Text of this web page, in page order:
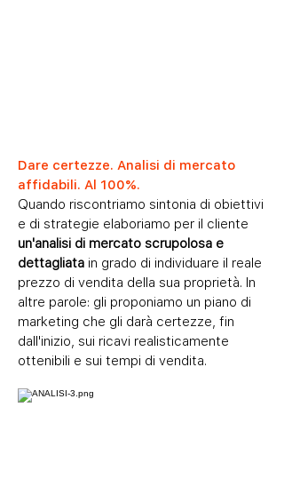
Dare certezze. Analisi di mercato
affidabili. Al 100%.
Quando riscontriamo sintonia di obiettivi
e di strategie elaboriamo per il cliente
un'analisi di mercato scrupolosa e
dettagliata in grado di individuare il reale
prezzo di vendita della sua proprietà. In
altre parole: gli proponiamo un piano di
marketing che gli darà certezze, fin
dall'inizio, sui ricavi realisticamente
ottenibili e sui tempi di vendita.